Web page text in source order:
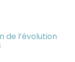
de l’évolution